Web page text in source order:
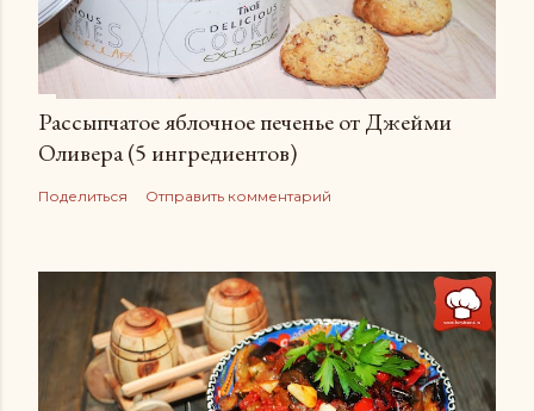
Рассыпчатое яблочное печенье от Джейми
Оливера (5 ингредиентов)
Поделиться Отправить комментарий